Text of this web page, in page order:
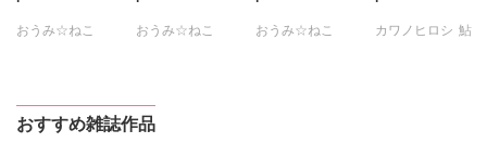
おうみ☆ねこ
佐久間薫
鯖虎クロ
おうみ☆ねこ
維眞蜜水
佐久間薫
おうみ☆ねこ
カワノヒロシ 鮎
おすすめ雑誌作品